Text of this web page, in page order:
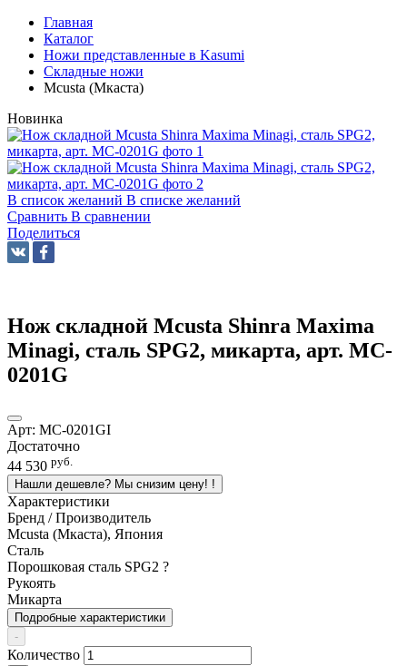
Главная
Каталог
Ножи представленные в Kasumi
Складные ножи
Mcusta (Мкаста)
Новинка
В список желаний В списке желаний
Сравнить В сравнении
Поделиться
Нож складной Mcusta Shinra Maxima
Minagi, сталь SPG2, микарта, арт. MC-
0201G
Арт: MC-0201GI
Достаточно
44 530 руб.
Нашли дешевле? Мы снизим цену! !
Характеристики
Бренд / Производитель
Mcusta (Мкаста), Япония
Сталь
Порошковая сталь SPG2 ?
Рукоять
Микарта
Подробные характеристики
-
Количество